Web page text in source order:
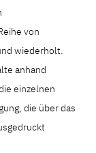
von
wiederholt.
anhand
einzelnen
die über das